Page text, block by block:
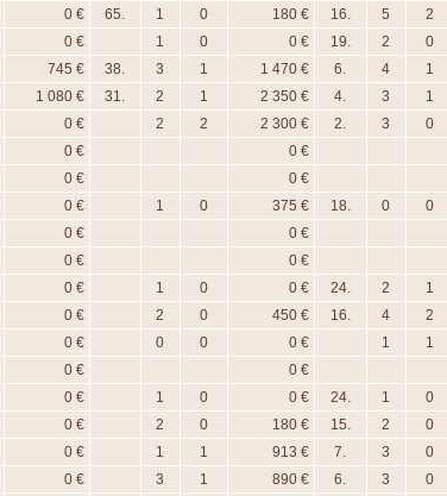
0 € 65. 1 0 180 € 16. 5 2
0 € 1 0 0 € 19. 2 0
745 € 38. 3 1 1 470 € 6. 4 1
1 080 € 31. 2 1 2 350 € 4. 3 1
0 € 2 2 2 300 € 2. 3 0
0 € 0 €
0 € 0 €
0 € 1 0 375 € 18. 0 0
0 € 0 €
0 € 0 €
0 € 1 0 0 € 24. 2 1
0 € 2 0 450 € 16. 4 2
0 € 0 0 0 € 1 1
0 € 0 €
0 € 1 0 0 € 24. 1 0
0 € 2 0 180 € 15. 2 0
0 € 1 1 913 € 7. 3 0
0 € 3 1 890 € 6. 3 0